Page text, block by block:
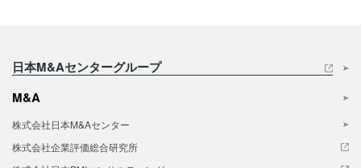
日本M&Aセンターグループ
M&A
株式会社日本M&Aセンター
株式会社企業評価総合研究所